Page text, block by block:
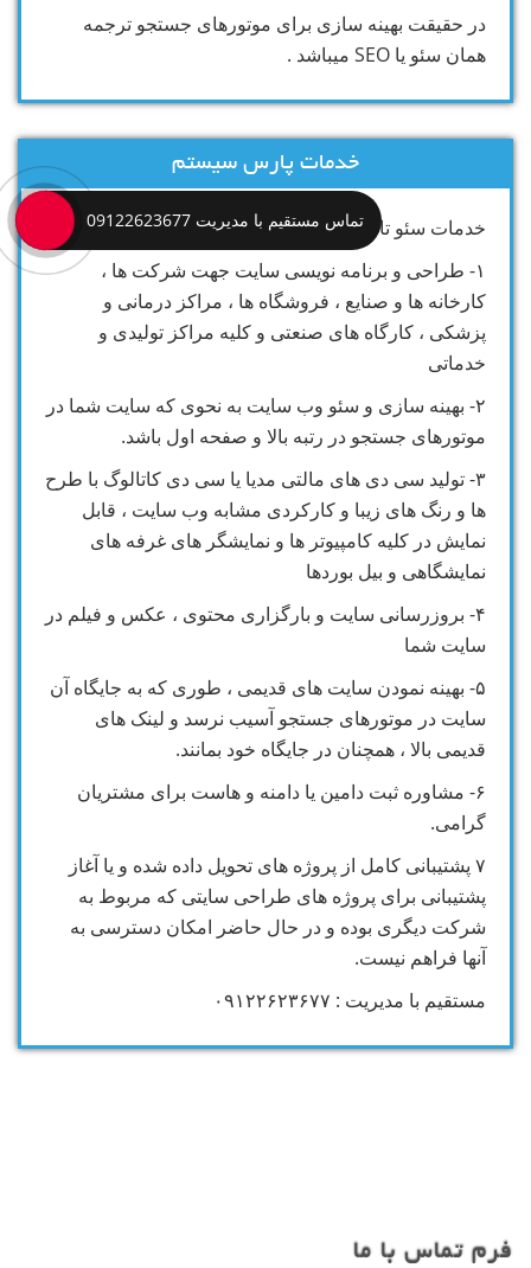
در حقیقت بهینه سازی برای موتورهای جستجو ترجمه
همان سئو یا SEO میباشد .
خدمات پارس سیستم
خدمات سئو تاپ کرج بصورت خلاصه به شرح زیر میباشد:
۱- طراحی و برنامه نویسی سایت جهت شرکت ها ،
کارخانه ها و صنایع ، فروشگاه ها ، مراکز درمانی و
پزشکی ، کارگاه های صنعتی و کلیه مراکز تولیدی و
خدماتی
۲- بهینه سازی و سئو وب سایت به نحوی که سایت شما در
موتورهای جستجو در رتبه بالا و صفحه اول باشد.
۳- تولید سی دی های مالتی مدیا یا سی دی کاتالوگ با طرح
ها و رنگ های زیبا و کارکردی مشابه وب سایت ، قابل
نمایش در کلیه کامپیوتر ها و نمایشگر های غرفه های
نمایشگاهی و بیل بوردها
۴- بروزرسانی سایت و بارگزاری محتوی ، عکس و فیلم در
سایت شما
۵- بهینه نمودن سایت های قدیمی ، طوری که به جایگاه آن
سایت در موتورهای جستجو آسیب نرسد و لینک های
قدیمی بالا ، همچنان در جایگاه خود بمانند.
۶- مشاوره ثبت دامین یا دامنه و هاست برای مشتریان
گرامی.
۷ پشتیبانی کامل از پروژه های تحویل داده شده و یا آغاز
پشتیبانی برای پروژه های طراحی سایتی که مربوط به
شرکت دیگری بوده و در حال حاضر امکان دسترسی به
آنها فراهم نیست.
مستقیم با مدیریت : ۰۹۱۲۲۶۲۳۶۷۷
فرم تماس با ما
تماس مستقیم با مدیریت 09122623677